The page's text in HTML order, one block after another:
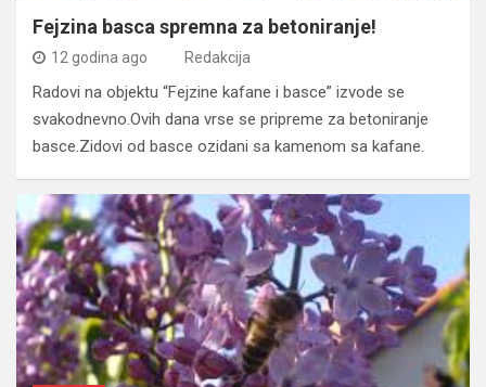
Fejzina basca spremna za betoniranje!
12 godina ago Redakcija
Radovi na objektu “Fejzine kafane i basce” izvode se
svakodnevno.Ovih dana vrse se pripreme za betoniranje
basce.Zidovi od basce ozidani sa kamenom sa kafane.